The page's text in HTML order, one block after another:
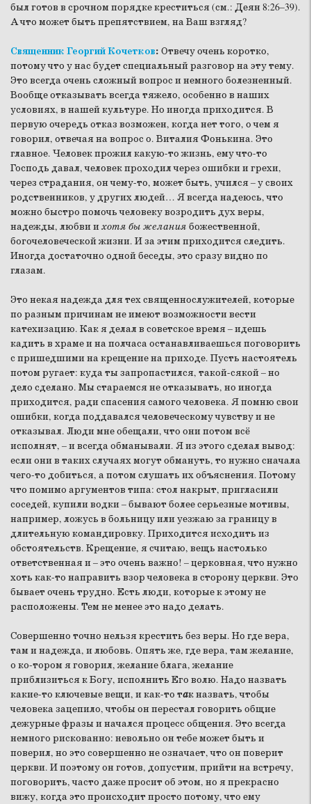
был готов в срочном порядке креститься (см.: Деян 8:26–39).
А что может быть препятствием, на Ваш взгляд?
Священник Георгий Кочетков: Отвечу очень коротко,
потому что у нас будет специальный разговор на эту тему.
Это всегда очень сложный вопрос и немного болезненный.
Вообще отказывать всегда тяжело, особенно в наших
условиях, в нашей культуре. Но иногда приходится. В
первую очередь отказ возможен, когда нет того, о чем я
говорил, отвечая на вопрос о. Виталия Фонькина. Это
главное. Человек прожил какую-то жизнь, ему что-то
Господь давал, человек проходил через ошибки и грехи,
через страдания, он чему-то, может быть, учился – у своих
родственников, у других людей… Я всегда надеюсь, что
можно быстро помочь человеку возродить дух веры,
надежды, любви ихотя бы желания божественной,
богочеловеческой жизни. И за этим приходится следить.
Иногда достаточно одной беседы, это сразу видно по
глазам.
Это некая надежда для тех священнослужителей, которые
по разным причинам не имеют возможности вести
катехизацию. Как я делал в советское время – идешь
кадить в храме и на полчаса останавливаешься поговорить
с пришедшими на крещение на приходе. Пусть настоятель
потом ругает: куда ты запропастился, такой-сякой – но
дело сделано. Мы стараемся не отказывать, но иногда
приходится, ради спасения самого человека. Я помню свои
ошибки, когда поддавался человеческому чувству и не
отказывал. Люди мне обещали, что они потом всё
исполнят, – и всегда обманывали. Я из этого сделал вывод:
если они в таких случаях могут обмануть, то нужно сначала
чего-то добиться, а потом слушать их объяснения. Потому
что помимо аргументов типа: стол накрыт, пригласили
соседей, купили водки – бывают более серьезные мотивы,
например, ложусь в больницу или уезжаю за границу в
длительную командировку. Приходится исходить из
обстоятельств. Крещение, я считаю, вещь настолько
ответственная и – это очень важно! – церковная, что нужно
хоть как-то направить взор человека в сторону церкви. Это
бывает очень трудно. Есть люди, которые к этому не
расположены. Тем не менее это надо делать.
Совершенно точно нельзя крестить без веры. Но где вера,
там и надежда, и любовь. Опять же, где вера, там желание,
о ко-тором я говорил, желание блага, желание
приблизиться к Богу, исполнить Его волю. Надо назвать
какие-то ключевые вещи, и как-то так назвать, чтобы
человека зацепило, чтобы он перестал говорить общие
дежурные фразы и начался процесс общения. Это всегда
немного рискованно: невольно он тебе может быть и
поверил, но это совершенно не означает, что он поверит
церкви. И поэтому он готов, допустим, прийти на встречу,
поговорить, часто даже просит об этом, но я прекрасно
вижу, когда это происходит просто потому, что ему